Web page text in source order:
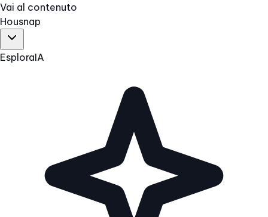
Vai al contenuto
Housnap
EsploraIA